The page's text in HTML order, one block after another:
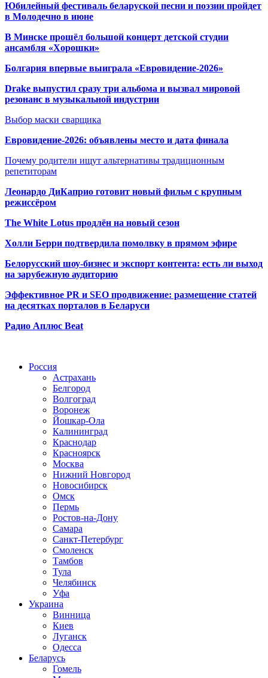
Юбилейный фестиваль беларуской песни и поэзии пройдет
в Молодечно в июне
В Минске прошёл большой концерт детской студии
ансамбля «Хорошки»
Болгария впервые выиграла «Евровидение-2026»
Drake выпустил сразу три альбома и вызвал мировой
резонанс в музыкальной индустрии
Выбор маски сварщика
Евровидение-2026: объявлены место и дата финала
Почему родители ищут альтернативы традиционным
репетиторам
Леонардо ДиКаприо готовит новый фильм с крупным
режиссёром
The White Lotus продлён на новый сезон
Холли Берри подтвердила помолвку в прямом эфире
Белорусский шоу-бизнес и экспорт контента: есть ли выход
на зарубежную аудиторию
Эффективное PR и SEO продвижение: размещение статей
на десятках порталов в Беларуси
Радио Аплюс Beat
Россия
Астрахань
Белгород
Волгоград
Воронеж
Йошкар-Ола
Калининград
Краснодар
Красноярск
Москва
Нижний Новгород
Новосибирск
Омск
Пермь
Ростов-на-Дону
Самара
Санкт-Петербург
Смоленск
Тамбов
Тула
Челябинск
Уфа
Украина
Винница
Киев
Луганск
Одесса
Беларусь
Гомель